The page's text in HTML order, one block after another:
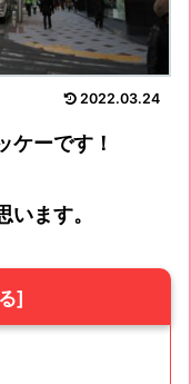
2022.03.24
ーです！
ます。